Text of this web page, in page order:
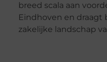
breed scala aan
Eindhoven en draagt
zakelijke landschap